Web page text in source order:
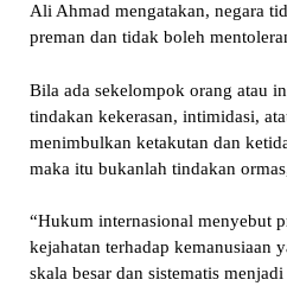
Ali Ahmad mengatakan, negara
preman dan tidak boleh
Bila ada sekelompok orang atau
tindakan kekerasan, intimidasi,
menimbulkan ketakutan dan
maka itu bukanlah tindakan
“Hukum internasional menyebut
kejahatan terhadap kemanusiaan
skala besar dan sistematis